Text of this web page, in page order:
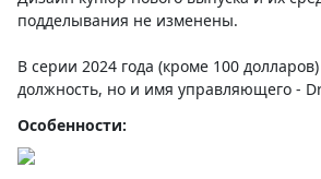
подделывания не изменены.
В серии 2024 года (кроме 100
должность, но и имя управляющего -
Особенности: